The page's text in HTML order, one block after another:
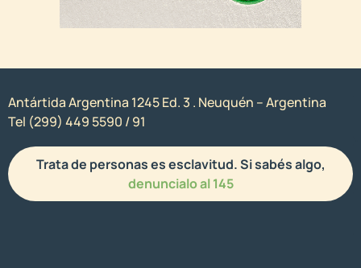
Antártida Argentina 1245 Ed. 3 . Neuquén – Argentina
Tel (299) 449 5590 / 91
Trata de personas es esclavitud. Si sabés algo,
denuncialo al 145